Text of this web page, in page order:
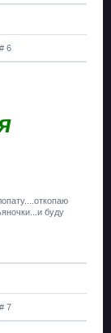
6
буду
7